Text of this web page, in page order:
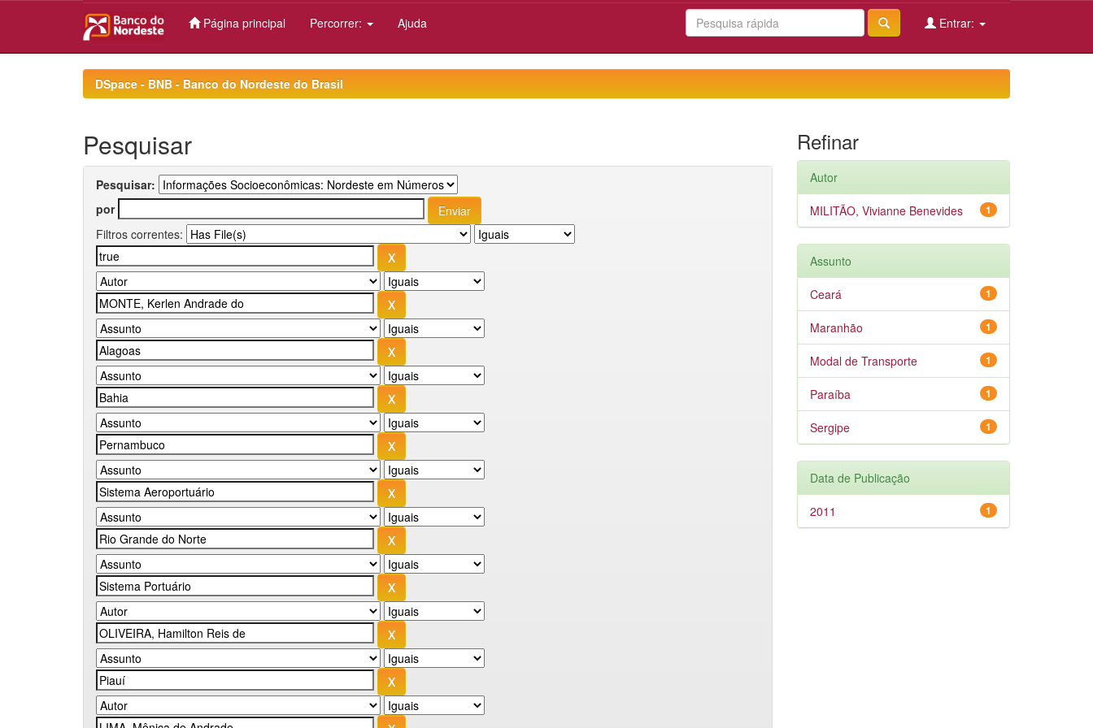
Página principal Percorrer: Ajuda Entrar:
DSpace - BNB - Banco do Nordeste do Brasil
Pesquisar
Pesquisar:
por
Filtros correntes:
Refinar
Autor
1
MILITÃO, Vivianne Benevides
Assunto
1
Ceará
1
Maranhão
1
Modal de Transporte
1
Paraíba
1
Sergipe
Data de Publicação
1
2011